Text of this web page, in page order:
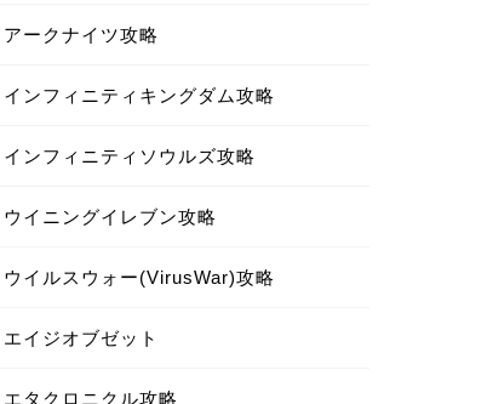
アークナイツ攻略
インフィニティキングダム攻略
インフィニティソウルズ攻略
ウイニングイレブン攻略
ウイルスウォー(VirusWar)攻略
エイジオブゼット
エタクロニクル攻略